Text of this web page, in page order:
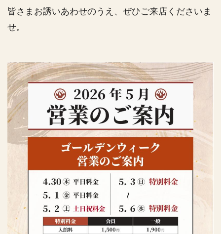
皆さまお誘いあわせのうえ、ぜひご来店くださいま
せ。